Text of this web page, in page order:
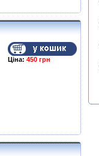
Ціна: 450 грн